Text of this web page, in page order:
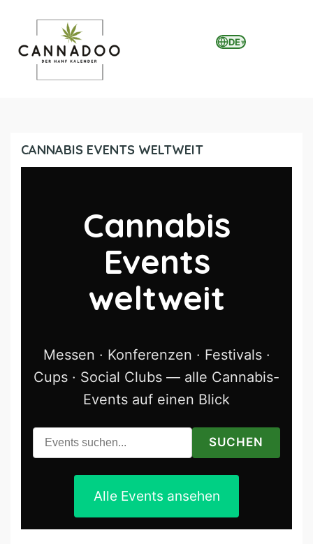
DE▾
CANNABIS EVENTS WELTWEIT
Cannabis
Events
weltweit
Messen · Konferenzen · Festivals ·
Cups · Social Clubs — alle Cannabis-
Events auf einen Blick
SUCHEN
Alle Events ansehen